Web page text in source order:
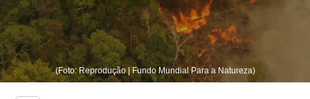
(Foto: Reprodução | Fundo Mundial Para a Natureza)